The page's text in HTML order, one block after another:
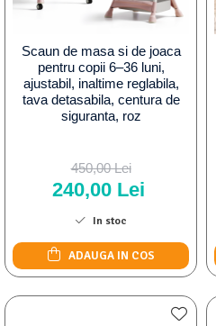
Scaun de masa si de joaca
pentru copii 6–36 luni,
ajustabil, inaltime reglabila,
tava detasabila, centura de
siguranta, roz
450,00 Lei
240,00 Lei
In stoc
ADAUGA IN COS